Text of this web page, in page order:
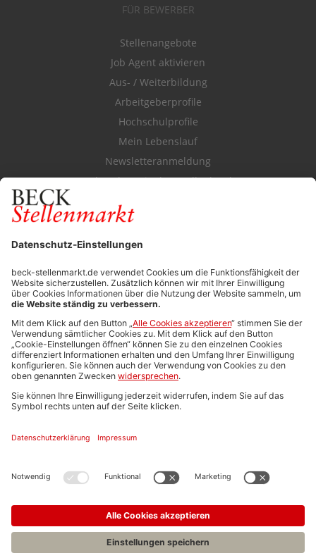
FÜR BEWERBER
Stellenangebote
Job Agent aktivieren
Aus- / Weiterbildung
Arbeitgeberprofile
Hochschulprofile
Mein Lebenslauf
Newsletteranmeldung
Durchsuchen Sie den Stellenkatalog
FÜR ARBEITGEBER
Stellenmarktpreise
Anzeigen-AGB
Media-Daten
Newsletteranmeldung
Produktübersicht
ALLGEMEIN
FAQs
Impressum
Stellenangebote C.H.BECK